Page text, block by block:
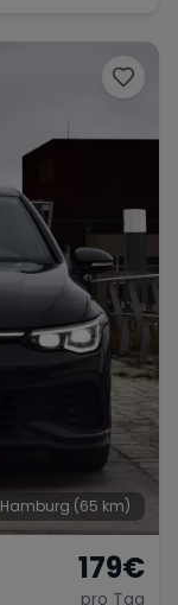
Hamburg (65 km)
179€
pro Tag